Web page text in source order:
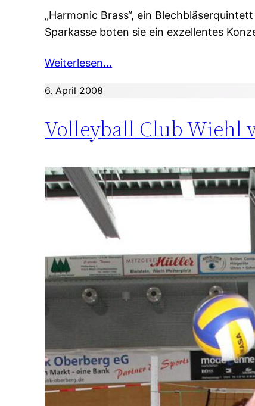
„Harmonic Brass“, ein
Sparkasse boten sie ein exzellentes
Weiterlesen…
6. April 2008
Volleyball Club Wiehl